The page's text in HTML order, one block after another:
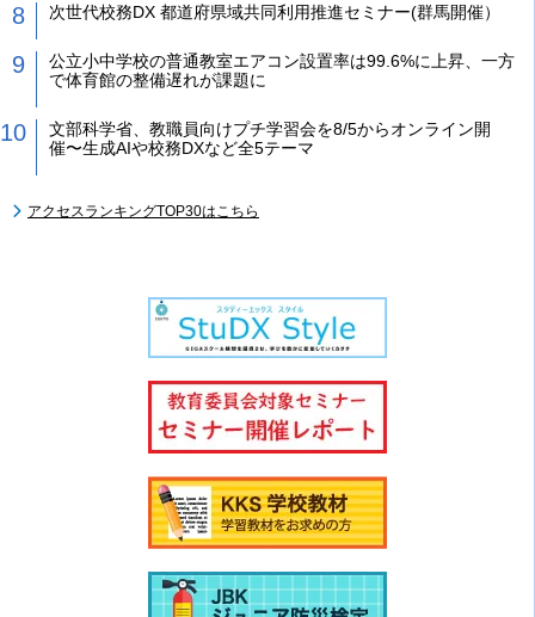
次世代校務DX 都道府県域共同利用推進セミナー(群馬開催）
公立小中学校の普通教室エアコン設置率は99.6%に上昇、一方
で体育館の整備遅れが課題に
文部科学省、教職員向けプチ学習会を8/5からオンライン開
催〜生成AIや校務DXなど全5テーマ
アクセスランキングTOP30はこちら